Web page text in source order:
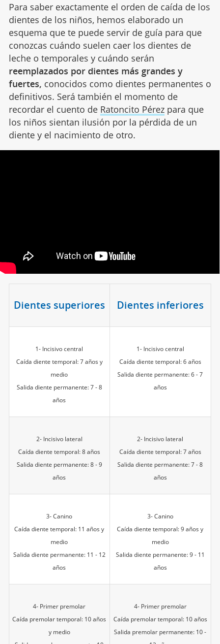
Para saber exactamente el orden de caída de los
dientes de los niños, hemos elaborado un
esquema que te puede servir de guía para que
conozcas cuándo suelen caer los dientes de
leche o temporales y cuándo serán
reemplazados por dientes más grandes y
fuertes, conocidos como dientes permanentes o
definitivos. Será también el momento de
recordar el cuento de Ratoncito Pérezpara que
los niños sientan ilusión por la pérdida de un
diente y el nacimiento de otro.
Dientes superiores Dientes inferiores
1- Incisivo central
Caída diente temporal: 7 años y
medio
Salida diente permanente: 7 - 8
años
1- Incisivo central
Caída diente temporal: 6 años
Salida diente permanente: 6 - 7
años
2- Incisivo lateral
Caída diente temporal: 8 años
Salida diente permanente: 8 - 9
años
2- Incisivo lateral
Caída diente temporal: 7 años
Salida diente permanente: 7 - 8
años
3- Canino
Caída diente temporal: 11 años y
medio
Salida diente permanente: 11 - 12
años
3- Canino
Caída diente temporal: 9 años y
medio
Salida diente permanente: 9 - 11
años
4- Primer premolar
Caída premolar temporal: 10 años
y medio
4- Primer premolar
Caída premolar temporal: 10 años
Salida premolar permanente: 10 -